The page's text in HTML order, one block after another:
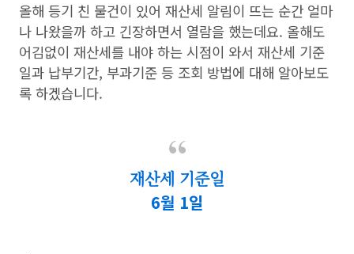
올해 등기 친 물건이 있어 재산세 알림이 뜨는 순간 얼마
나 나왔을까 하고 긴장하면서 열람을 했는데요. 올해도
어김없이 재산세를 내야 하는 시점이 와서 재산세 기준
일과 납부기간, 부과기준 등 조회 방법에 대해 알아보도
록 하겠습니다.
재산세 기준일
6월 1일